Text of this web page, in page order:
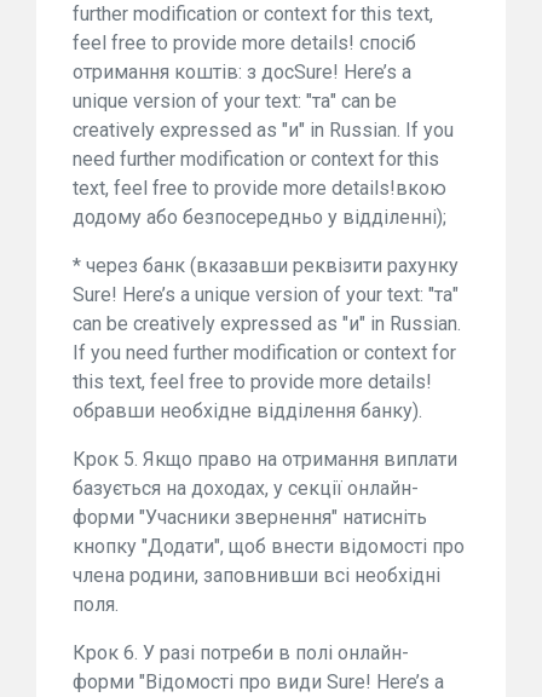
further modification or context for this text,
feel free to provide more details! спосіб
отримання коштів: з досSure! Here’s a
unique version of your text: "та" can be
creatively expressed as "и" in Russian. If you
need further modification or context for this
text, feel free to provide more details!вкою
додому або безпосередньо у відділенні);
* через банк (вказавши реквізити рахунку
Sure! Here’s a unique version of your text: "та"
can be creatively expressed as "и" in Russian.
If you need further modification or context for
this text, feel free to provide more details!
обравши необхідне відділення банку).
Крок 5. Якщо право на отримання виплати
базується на доходах, у секції онлайн-
форми "Учасники звернення" натисніть
кнопку "Додати", щоб внести відомості про
члена родини, заповнивши всі необхідні
поля.
Крок 6. У разі потреби в полі онлайн-
форми "Відомості про види Sure! Here’s a